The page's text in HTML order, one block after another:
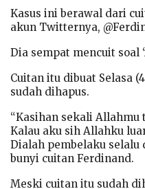
Kasus ini berawal dari
akun Twitternya,
Dia sempat mencuit soal
Cuitan itu dibuat Selasa
sudah dihapus.
“Kasihan sekali Allahmu
Kalau aku sih Allahku
Dialah pembelaku selalu
bunyi cuitan Ferdinand.
Meski cuitan itu sudah